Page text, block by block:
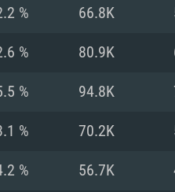
DE
% 66.8K
% 80.9K
% 94.8K
% 70.2K
% 56.7K